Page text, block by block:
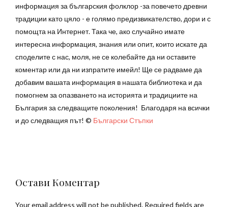
информация за българския фолклор -за повечето древни
традиции като цяло - е голямо предизвикателство, дори и с
помощта на Интернет. Така че, ако случайно имате
интересна информация, знания или опит, които искате да
споделите с нас, моля, не се колебайте да ни оставите
коментар или да ни изпратите имейл! Ще се радваме да
добавим вашата информация в нашата библиотека и да
помогнем за опазването на историята и традициите на
България за следващите поколения! Благодаря на всички
и до следващия път! © Български Стъпки
Остави Коментар
Your email address will not be published. Required fields are